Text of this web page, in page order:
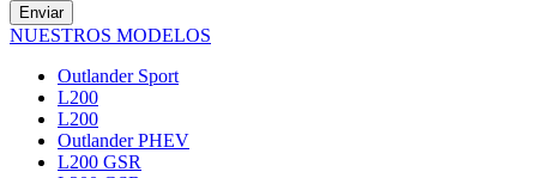
Enviar
NUESTROS MODELOS
Outlander Sport
L200
L200
Outlander PHEV
L200 GSR